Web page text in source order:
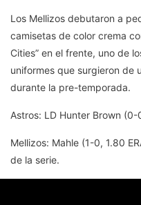
Los Mellizos debutaron a
camisetas de color crema
Cities” en el frente, uno de
uniformes que surgieron de
durante la pre-temporada.
Astros: LD Hunter Brown (0-
Mellizos: Mahle (1-0, 1.80
de la serie.